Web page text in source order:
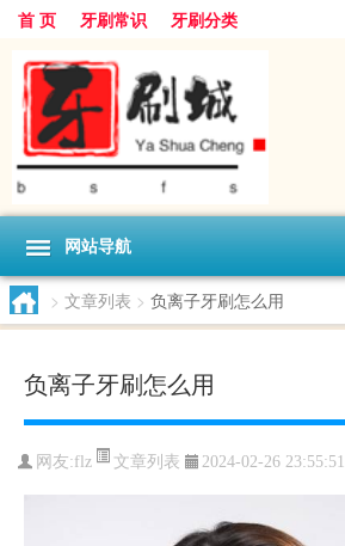
首 页 牙刷常识 牙刷分类
网站导航
> 文章列表 > 负离子牙刷怎么用
负离子牙刷怎么用
网友:flz 文章列表 2024-02-26 23:55:51